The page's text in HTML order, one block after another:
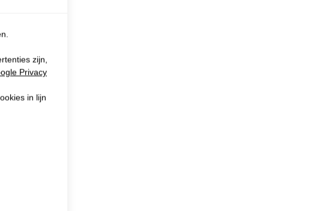
zijn,
Privacy
in lijn